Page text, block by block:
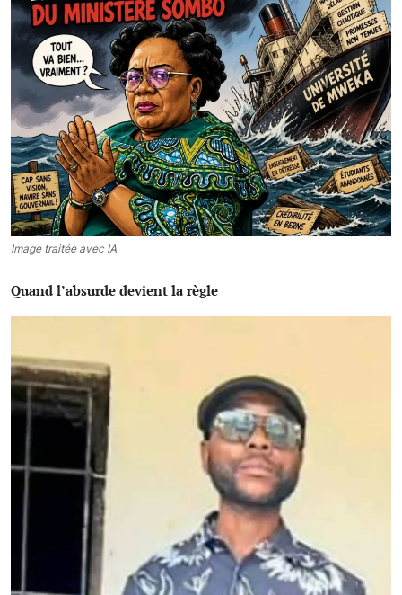
Société
Éducation
Culture
Sport
Justice
Sécurité
Investissement
Santé
Musique
Technologie
Communication
Opinions
Image traitée avec IA
Quand l’absurde devient la règle